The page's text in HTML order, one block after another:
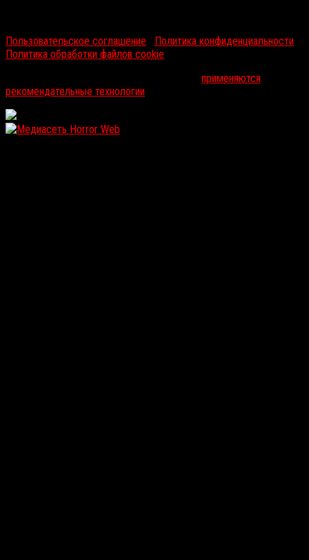
Пользовательское соглашение
Политика конфиденциальности
Политика обработки файлов cookie
применяются
рекомендательные технологии